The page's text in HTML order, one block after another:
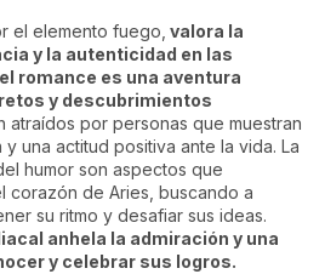
el elemento fuego, valora la
y la autenticidad en las
romance es una aventura
y descubrimientos
atraídos por personas que muestran
una actitud positiva ante la vida. La
humor son aspectos que
corazón de Aries, buscando a
su ritmo y desafiar sus ideas.
anhela la admiración y una
y celebrar sus logros.